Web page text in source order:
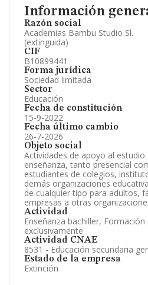
Información
Razón social
Academias Bambu Studio Sl.
(extinguida)
CIF
B10899441
Forma jurídica
Sociedad limitada
Sector
Educación
Fecha de constitución
15-9-2022
Fecha último cambio
26-7-2026
Objeto social
Actividades de apoyo al
enseñanza, tanto presencial
estudiantes de colegios,
demás organizaciones
de cualquier tipo para adultos,
empresas a otras
Actividad
Enseñanza bachiller,
exclusivamente
Actividad CNAE
8531 - Educación secundaria
Estado de la empresa
Extinción
Información oficial y